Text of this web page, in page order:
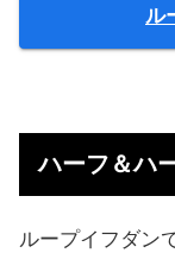
ル
ハーフ＆ハ
ループイフダン